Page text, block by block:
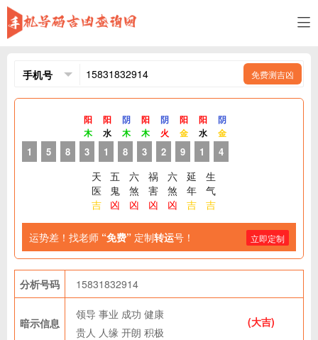
免费测吉凶
1 5 8
阳
木
3
阳
水
1
天
医
吉
阴
木
8
五
鬼
凶
阳
木
3
六
煞
凶
阴
火
2
祸
害
凶
阳
金
9
六
煞
凶
阳
水
1
延
年
吉
阴
金
4
生
气
吉
运势差！找老师 “免费” 定制转运号！ 立即定制
分析号码 15831832914
暗示信息
领导 事业 成功 健康
贵人 人缘 开朗 积极
(大吉)